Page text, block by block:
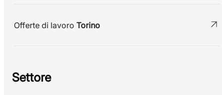
Offerte di lavoro Torino
Settore